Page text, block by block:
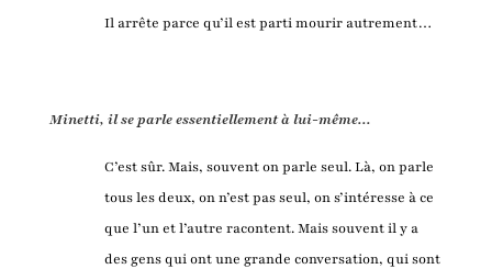
Il arrête parce qu’il est parti mourir autrement…
Minetti, il se parle essentiellement à lui-même...
C’est sûr. Mais, souvent on parle seul. Là, on parle
tous les deux, on n’est pas seul, on s’intéresse à ce
que l’un et l’autre racontent. Mais souvent il y a
des gens qui ont une grande conversation, qui sont